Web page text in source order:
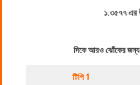
১.৩৫৭৭ এর
দিকে আরও ঝোঁকের
টিপি 1